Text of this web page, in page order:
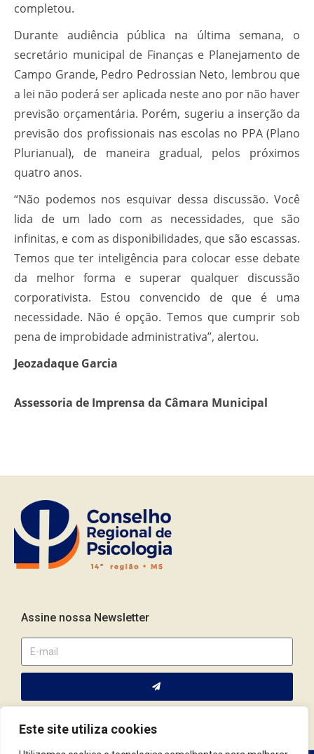
Este site utiliza cookies
completou.
Durante audiência pública na última semana, o
secretário municipal de Finanças e Planejamento de
Campo Grande, Pedro Pedrossian Neto, lembrou que
a lei não poderá ser aplicada neste ano por não haver
previsão orçamentária. Porém, sugeriu a inserção da
previsão dos profissionais nas escolas no PPA (Plano
Plurianual), de maneira gradual, pelos próximos
quatro anos.
“Não podemos nos esquivar dessa discussão. Você
lida de um lado com as necessidades, que são
infinitas, e com as disponibilidades, que são escassas.
Temos que ter inteligência para colocar esse debate
da melhor forma e superar qualquer discussão
corporativista. Estou convencido de que é uma
necessidade. Não é opção. Temos que cumprir sob
pena de improbidade administrativa”, alertou.
Jeozadaque Garcia
Assessoria de Imprensa da Câmara Municipal
Assine nossa Newsletter